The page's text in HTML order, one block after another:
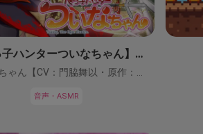
【鬼っ子ハンターついなちゃん】（CV：門脇舞以）プロジェクト！
音声・ASMR